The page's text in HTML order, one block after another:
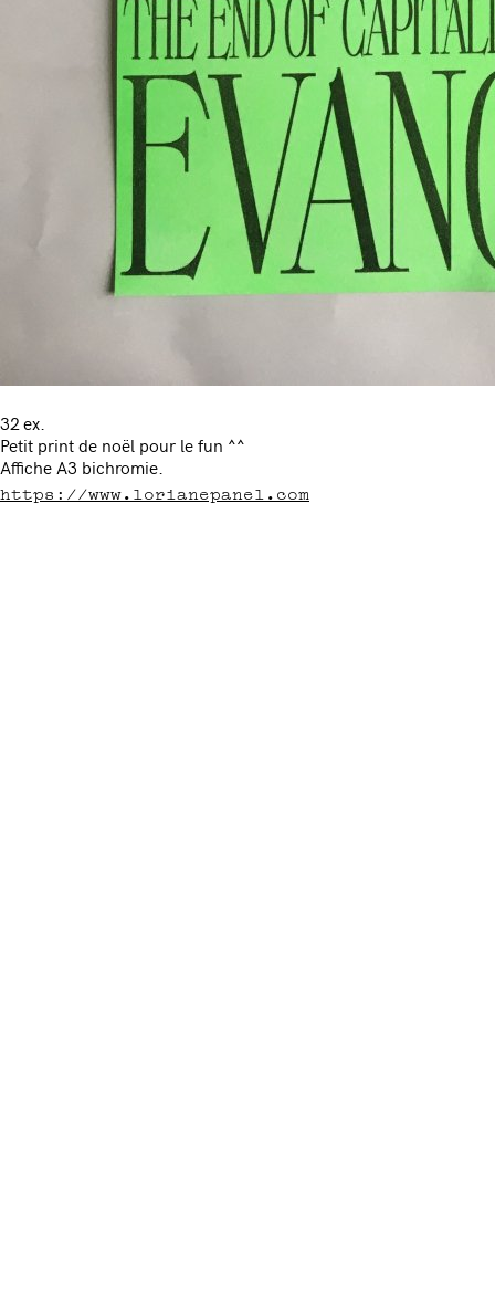
32 ex.
Petit print de noël pour le fun ^^
Affiche A3 bichromie.
https://www.lorianepanel.com